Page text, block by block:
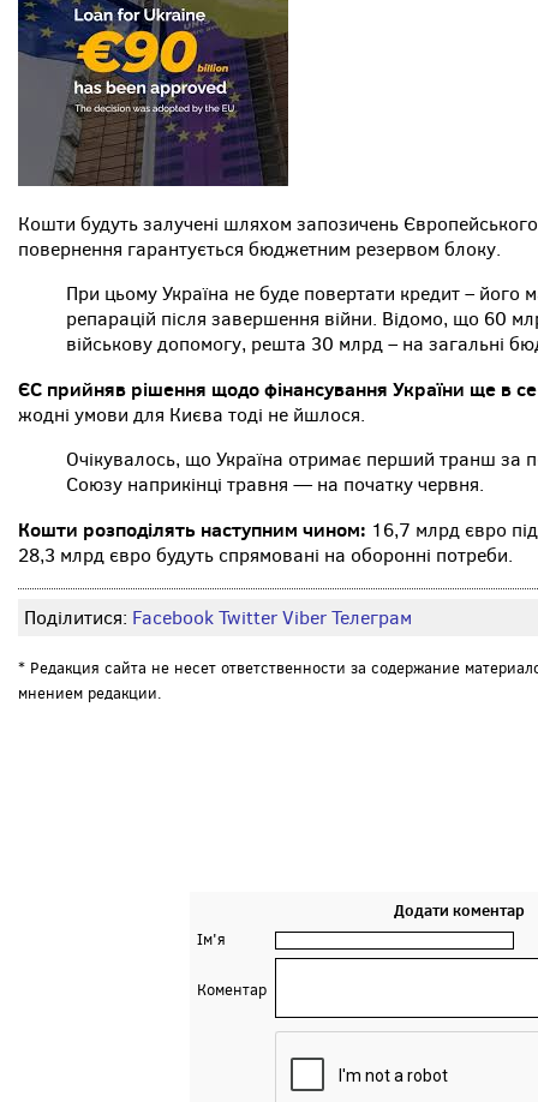
Кошти будуть залучені шляхом запозичень
повернення гарантується бюджетним резервом блоку.
При цьому Україна не буде повертати кредит – його
репарацій після завершення війни. Відомо, що 60
військову допомогу, решта 30 млрд – на загальні
ЄС прийняв рішення щодо фінансування України ще в
жодні умови для Києва тоді не йшлося.
Очікувалось, що Україна отримає перший транш за
Союзу наприкінці травня — на початку червня.
Кошти розподілять наступним чином: 16,7 млрд євро
28,3 млрд євро будуть спрямовані на оборонні потреби.
Поділитися: FacebookTwitterViberТелеграм
* Редакция сайта не несет ответственности за содержание
мнением редакции.
Додати коментар
Ім'я
Коментар